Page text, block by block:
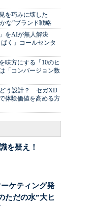
を巧みに壊した
な”ブランド戦略
をAIが無人解決
く」コールセンタ
味方にする「10のヒ
「コンバージョン数
う設計？ セガXD
体験価値を高める方
を疑え！
ケティング発
だの水”大ヒ